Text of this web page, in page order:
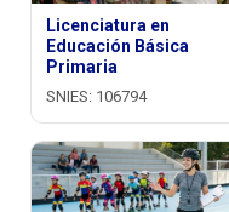
Licenciatura en
Educación Básica
Primaria
SNIES: 106794